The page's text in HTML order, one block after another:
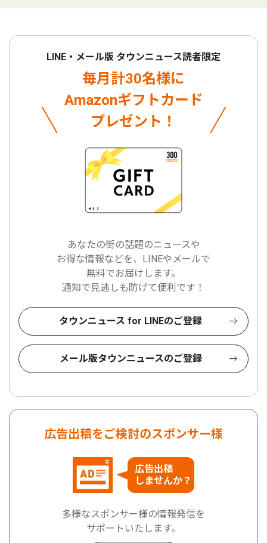
LINE・メール版 タウンニュース読者限定
毎月計30名様に
Amazonギフトカード
プレゼント！
あなたの街の話題のニュースや
お得な情報などを、LINEやメールで
無料でお届けします。
通知で見逃しも防げて便利です！
タウンニュース for LINEのご登録
メール版タウンニュースのご登録
広告出稿をご検討のスポンサー様
広告出稿
しませんか？
多様なスポンサー様の情報発信を
サポートいたします。